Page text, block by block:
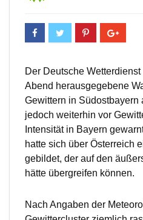
Der Deutsche
Abend herausgegebene
Gewittern in Südostbayern
jedoch weiterhin vor
Intensität in Bayern
hatte sich über Österreich
gebildet, der auf den
hätte übergreifen können.
Nach Angaben der